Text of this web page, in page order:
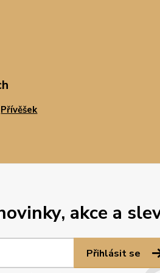
Přívěšek
akce a
Přihlásit se